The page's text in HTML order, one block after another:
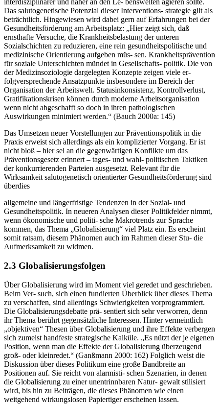
interdisziplinärer und näher an den Le- benswelten agieren sollte.
Das salutogenetische Potenzial dieser Interventions- strategie gilt als
beträchtlich. Hingewiesen wird dabei gern auf Erfahrungen bei der
Gesundheitsförderung am Arbeitsplatz: „Hier zeigt sich, daß
ernsthafte Versuche, die Krankheitsbelastung der unteren
Sozialschichten zu reduzieren, eine rein gesundheitspolitische und
medizinische Orientierung aufgeben müs- sen. Krankheitsprävention
für soziale Unterschichten mündet in Gesellschafts- politik. Die von
der Medizinsoziologie dargelegten Konzepte zeigen viele er-
folgversprechende Ansatzpunkte insbesondere im Bereich der
Organisation der Arbeitswelt. Statusinkonsistenz, Kontrollverlust,
Gratifikationskrisen können durch moderne Arbeitsorganisation
wenn nicht abgeschafft so doch in ihren pathologischen
Auswirkungen minimiert werden.“ (Bauch 2000a: 145)
Das Umsetzen neuer Vorstellungen zur Präventionspolitik in die
Praxis erweist sich allerdings als ein komplizierter Vorgang. Er ist
nicht bloß – hier sei an die gegenwärtigen Konflikte um das
Präventionsgesetz erinnert – tages- und wahl- politischen Taktiken
der konkurrierenden Parteien ausgesetzt. Relevant für die
Wirksamkeit salutogenetisch orientierter Gesundheitsförderung sind
überdies
allgemeine und längerfristige Tendenzen in der Sozial- und
Gesundheitspolitik. In neueren Analysen dieser Politikfelder nimmt,
wenn ökonomische und politi- sche Makrotrends zur Sprache
kommen, das Thema „Globalisierung“ viel Platz ein. Es erscheint
somit ratsam, diesem Phänomen auch im Rahmen dieser Stu- die
Aufmerksamkeit zu widmen.
2.3 Globalisierungsfolgen
Über Globalisierung wird im Moment viel geredet und geschrieben.
Beim Ver- such, sich einen fundierten Überblick über dieses Thema
zu verschaffen, sind allerdings Schwierigkeiten vorprogrammiert.
Die Globalisierungsdebatte prä- sentiert sich sehr verworren, denn
ihr Thema berührt gegensätzliche Interessen. Hinter vermeintlich
„objektiven“ Thesen über Globalisierung und ihre Effekte verbergen
sich zumeist handfeste strategische Kalküle. „Es nützt der je eigenen
Position, wenn man die Effekte der Globalisierung überzeugend
groß- oder kleinredet.“ (Ganßmann 2000: 162) Folglich weist die
Diskussion über dieses Politikum eine große Bandbreite an
Positionen auf. Sie reicht von alarmisti- schen Szenarien, in denen
die Globalisierung zu einer unentrinnbaren Natur- gewalt stilisiert
wird, bis hin zu Beiträgen, die dieses Phänomen wie einen
weitgehend wirkungslosen Papiertiger erscheinen lassen.